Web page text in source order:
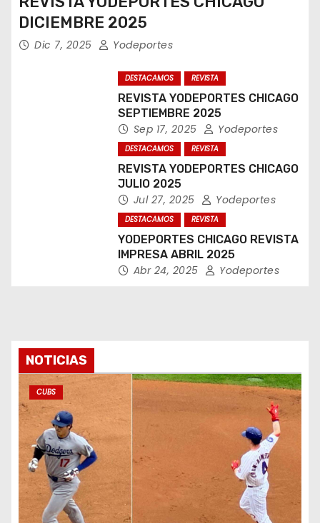
DICIEMBRE 2025
Dic 7, 2025 Yodeportes
DESTACAMOS REVISTA
REVISTA YODEPORTES CHICAGO
SEPTIEMBRE 2025
Sep 17, 2025 Yodeportes
DESTACAMOS REVISTA
REVISTA YODEPORTES CHICAGO
JULIO 2025
Jul 27, 2025 Yodeportes
DESTACAMOS REVISTA
YODEPORTES CHICAGO REVISTA
IMPRESA ABRIL 2025
Abr 24, 2025 Yodeportes
NOTICIAS
CUBS